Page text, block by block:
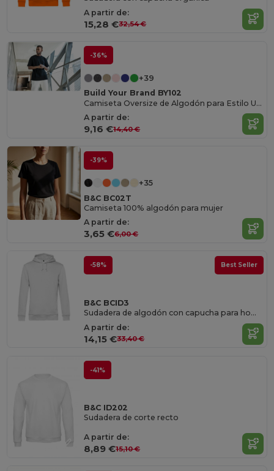
A partir de:
15,28 €32,54 €
-36%
+39
Build Your Brand BY102
Camiseta Oversize de Algodón para Estilo Urbano
A partir de:
9,16 €14,40 €
-39%
+35
B&C BC02T
Camiseta 100% algodón para mujer
A partir de:
3,65 €6,00 €
-58% Best Seller
B&C BCID3
Sudadera de algodón con capucha para hombre y mujer
A partir de:
14,15 €33,40 €
-41%
B&C ID202
Sudadera de corte recto
A partir de:
8,89 €15,10 €